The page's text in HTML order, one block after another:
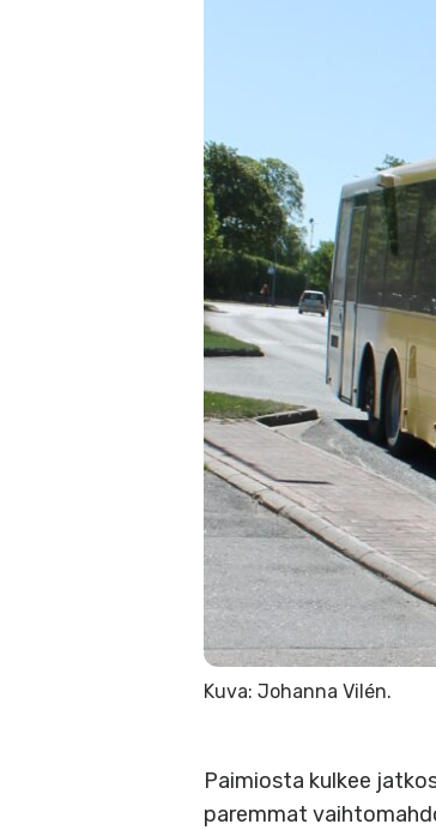
Kuva: Johanna Vilén.
Paimiosta kulkee
paremmat